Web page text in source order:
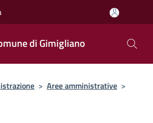
di Gimigliano
> Aree amministrative >